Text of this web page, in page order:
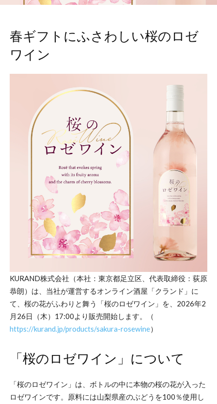
春ギフトにふさわしい桜のロゼ
ワイン
KURAND株式会社（本社：東京都足立区、代表取締役：荻原
恭朗）は、当社が運営するオンライン酒屋「クランド」に
て、桜の花がふわりと舞う「桜のロゼワイン」を、2026年2
月26日（木）17:00より販売開始します。（
https://kurand.jp/products/sakura-rosewine）
「桜のロゼワイン」について
「桜のロゼワイン」は、ボトルの中に本物の桜の花が入った
ロゼワインです。原料には山梨県産のぶどうを100％使用し